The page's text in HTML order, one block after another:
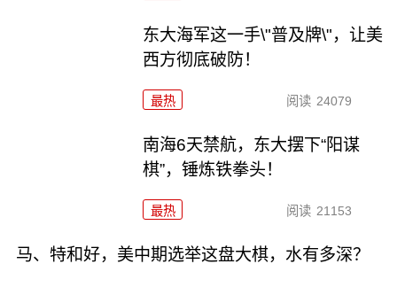
东大海军这一手\"普及牌\"，让美
西方彻底破防！
最热 阅读 24079
南海6天禁航，东大摆下“阳谋
棋”，锤炼铁拳头！
最热 阅读 21153
马、特和好，美中期选举这盘大棋，水有多深？